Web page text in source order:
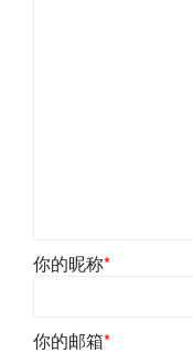
你的昵称*
你的邮箱*